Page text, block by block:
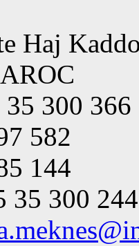
Haj
300 366
582
144
35 300 244